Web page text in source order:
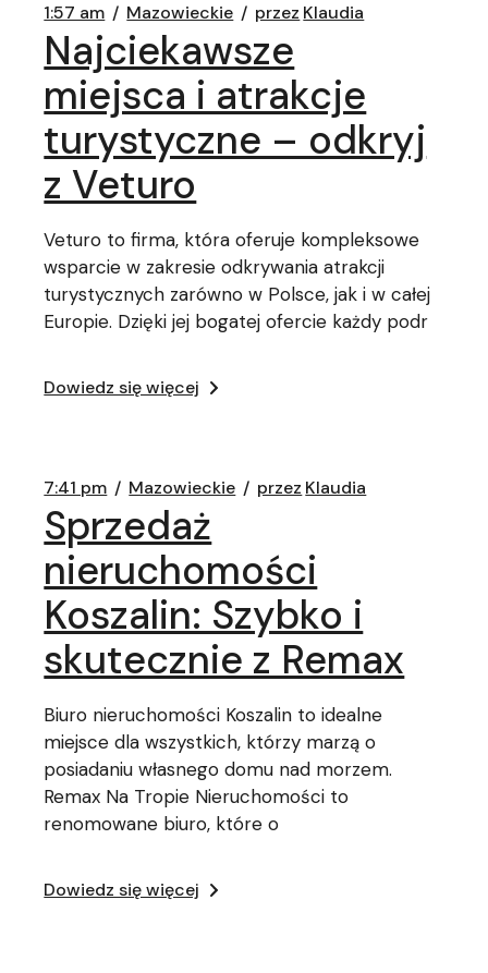
1:57 am Mazowieckie przez Klaudia
Najciekawsze
miejsca i atrakcje
turystyczne – odkryj
z Veturo
Veturo to firma, która oferuje kompleksowe
wsparcie w zakresie odkrywania atrakcji
turystycznych zarówno w Polsce, jak i w całej
Europie. Dzięki jej bogatej ofercie każdy podr
Dowiedz się więcej
7:41 pm Mazowieckie przez Klaudia
Sprzedaż
nieruchomości
Koszalin: Szybko i
skutecznie z Remax
Biuro nieruchomości Koszalin to idealne
miejsce dla wszystkich, którzy marzą o
posiadaniu własnego domu nad morzem.
Remax Na Tropie Nieruchomości to
renomowane biuro, które o
Dowiedz się więcej